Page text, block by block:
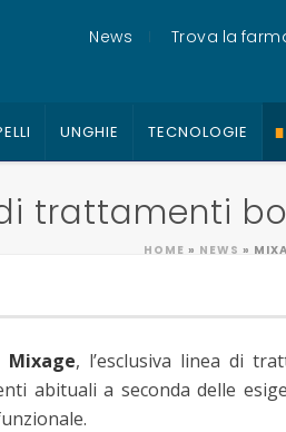
News Trova la
UNGHIE TECNOLOGIE
trattamenti
HOME » NEWS »
Mixage, l’esclusiva linea di
a seconda delle